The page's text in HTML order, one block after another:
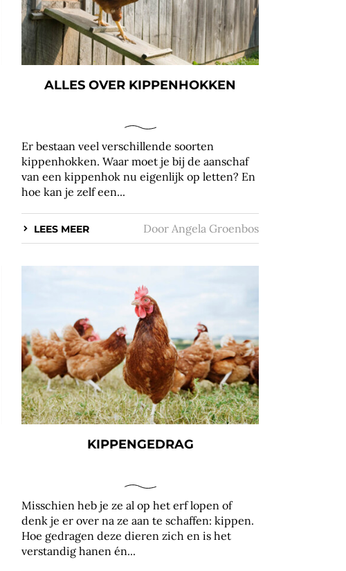
ALLES OVER KIPPENHOKKEN
Er bestaan veel verschillende soorten
kippenhokken. Waar moet je bij de aanschaf
van een kippenhok nu eigenlijk op letten? En
hoe kan je zelf een...
LEES MEER Door Angela Groenbos
KIPPENGEDRAG
Misschien heb je ze al op het erf lopen of
denk je er over na ze aan te schaffen: kippen.
Hoe gedragen deze dieren zich en is het
verstandig hanen én...